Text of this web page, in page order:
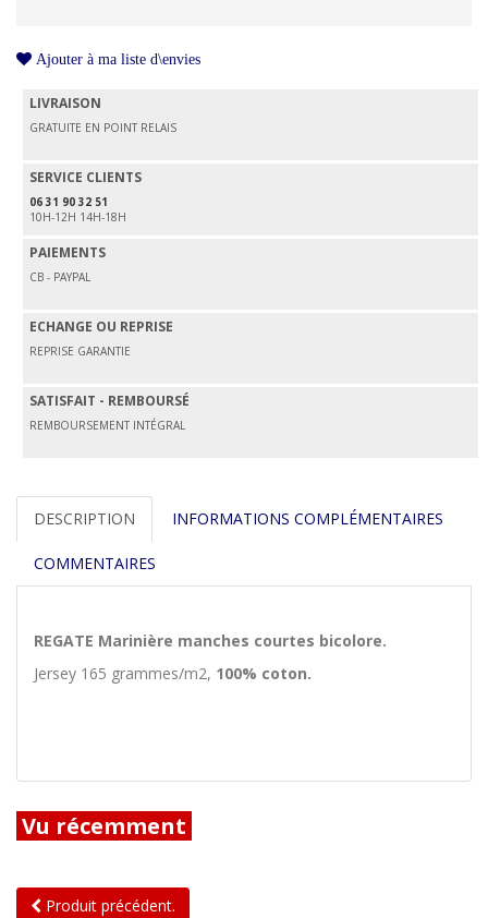
Ajouter à ma liste d\envies
LIVRAISON
GRATUITE EN POINT RELAIS
SERVICE CLIENTS
06 31 90 32 51
10H-12H 14H-18H
PAIEMENTS
CB - PAYPAL
ECHANGE OU REPRISE
REPRISE GARANTIE
SATISFAIT - REMBOURSÉ
REMBOURSEMENT INTÉGRAL
DESCRIPTION INFORMATIONS COMPLÉMENTAIRES
COMMENTAIRES
REGATE Marinière manches courtes bicolore.
Jersey 165 grammes/m2, 100% coton.
Vu récemment
Produit précédent.